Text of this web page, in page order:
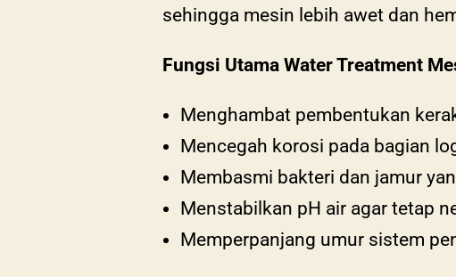
sehingga mesin lebih awet dan
Fungsi Utama Water Treatment
Menghambat pembentukan
Mencegah korosi pada bagian
Membasmi bakteri dan jamur
Menstabilkan pH air agar tetap
Memperpanjang umur sistem